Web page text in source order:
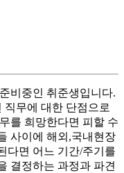
비중인 취준생입니다.
무에 대한 단점으로
를 희망한다면 피할 수
사이에 해외,국내현장
다면 어느 기간/주기를
결정하는 과정과 파견